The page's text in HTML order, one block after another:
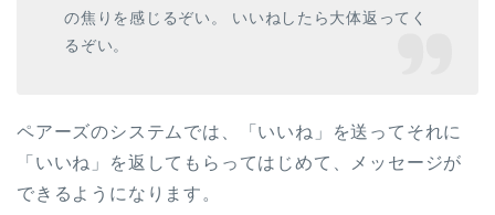
の焦りを感じるぞい。 いいねしたら大体返ってく
るぞい。
ペアーズのシステムでは、「いいね」を送ってそれに
「いいね」を返してもらってはじめて、メッセージが
できるようになります。